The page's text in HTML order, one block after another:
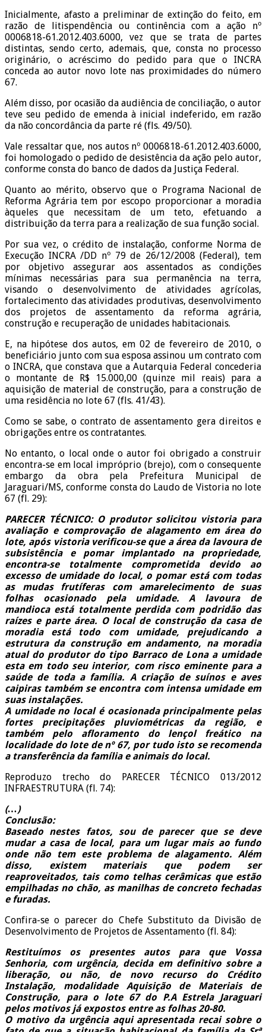
Inicialmente, afasto a preliminar de extinção do feito, em
razão de litispendência ou continência com a ação nº
0006818-61.2012.403.6000, vez que se trata de partes
distintas, sendo certo, ademais, que, consta no processo
originário, o acréscimo do pedido para que o INCRA
conceda ao autor novo lote nas proximidades do número
67.
Além disso, por ocasião da audiência de conciliação, o autor
teve seu pedido de emenda à inicial indeferido, em razão
da não concordância da parte ré (fls. 49/50).
Vale ressaltar que, nos autos nº 0006818-61.2012.403.6000,
foi homologado o pedido de desistência da ação pelo autor,
conforme consta do banco de dados da Justiça Federal.
Quanto ao mérito, observo que o Programa Nacional de
Reforma Agrária tem por escopo proporcionar a moradia
àqueles que necessitam de um teto, efetuando a
distribuição da terra para a realização de sua função social.
Por sua vez, o crédito de instalação, conforme Norma de
Execução INCRA /DD nº 79 de 26/12/2008 (Federal), tem
por objetivo assegurar aos assentados as condições
mínimas necessárias para sua permanência na terra,
visando o desenvolvimento de atividades agrícolas,
fortalecimento das atividades produtivas, desenvolvimento
dos projetos de assentamento da reforma agrária,
construção e recuperação de unidades habitacionais.
E, na hipótese dos autos, em 02 de fevereiro de 2010, o
beneficiário junto com sua esposa assinou um contrato com
o INCRA, que constava que a Autarquia Federal concederia
o montante de R$ 15.000,00 (quinze mil reais) para a
aquisição de material de construção, para a construção de
uma residência no lote 67 (fls. 41/43).
Como se sabe, o contrato de assentamento gera direitos e
obrigações entre os contratantes.
No entanto, o local onde o autor foi obrigado a construir
encontra-se em local impróprio (brejo), com o consequente
embargo da obra pela Prefeitura Municipal de
Jaraguari/MS, conforme consta do Laudo de Vistoria no lote
67 (fl. 29):
PARECER TÉCNICO: O produtor solicitou vistoria para
avaliação e comprovação de alagamento em área do
lote, após vistoria verificou-se que a área da lavoura de
subsistência e pomar implantado na propriedade,
encontra-se totalmente comprometida devido ao
excesso de umidade do local, o pomar está com todas
as mudas frutíferas com amarelecimento de suas
folhas ocasionado pela umidade. A lavoura de
mandioca está totalmente perdida com podridão das
raízes e parte área. O local de construção da casa de
moradia está todo com umidade, prejudicando a
estrutura da construção em andamento, na moradia
atual do produtor do tipo Barraco de Lona a umidade
esta em todo seu interior, com risco eminente para a
saúde de toda a família. A criação de suínos e aves
caipiras também se encontra com intensa umidade em
suas instalações.
A umidade no local é ocasionada principalmente pelas
fortes precipitações pluviométricas da região, e
também pelo afloramento do lençol freático na
localidade do lote de nº 67, por tudo isto se recomenda
a transferência da família e animais do local.
Reproduzo trecho do PARECER TÉCNICO 013/2012
INFRAESTRUTURA (fl. 74):
(…)
Conclusão:
Baseado nestes fatos, sou de parecer que se deve
mudar a casa de local, para um lugar mais ao fundo
onde não tem este problema de alagamento. Além
disso, existem materiais que podem ser
reaproveitados, tais como telhas cerâmicas que estão
empilhadas no chão, as manilhas de concreto fechadas
e furadas.
Confira-se o parecer do Chefe Substituto da Divisão de
Desenvolvimento de Projetos de Assentamento (fl. 84):
Restituímos os presentes autos para que Vossa
Senhoria, com urgência, decida em definitivo sobre a
liberação, ou não, de novo recurso do Crédito
Instalação, modalidade Aquisição de Materiais de
Construção, para o lote 67 do P.A Estrela Jaraguari
pelos motivos já expostos entre as folhas 20-80.
O motivo da urgência aqui apresentada recai sobre o